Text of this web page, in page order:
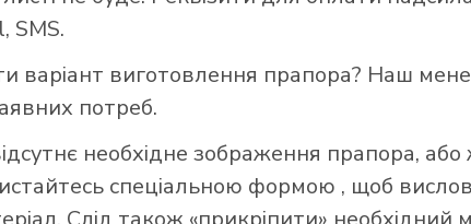
SMS.
варіант виготовлення прапора? Наш
потреб.
необхідне зображення прапора,
спеціальною формою , щоб